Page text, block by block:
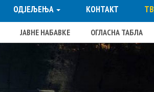
ОДЈЕЉЕЊА КОНТАКТ
ЈАВНЕ НАБАВКЕ ОГЛАСНА ТАБЛА